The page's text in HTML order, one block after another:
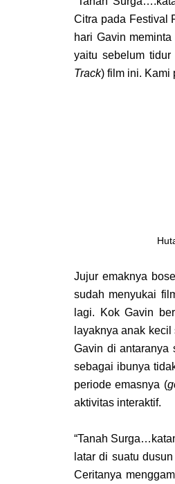
Citra pada Festival
hari Gavin
yaitu sebelum
Track) film ini. Kami
Jujur emaknya
sudah menyukai
lagi. Kok Gavin
layaknya anak
Gavin di antaranya
sebagai ibunya
periode emasnya (
aktivitas interaktif.
“Tanah
latar di suatu
Ceritanya